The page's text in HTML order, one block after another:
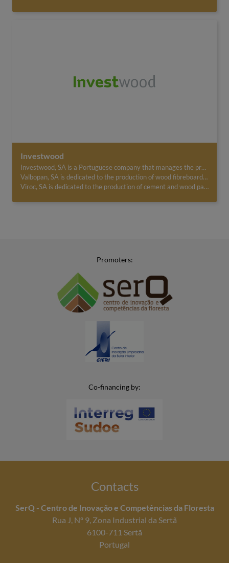
Investwood
Investwood, SA is a Portuguese company that manages the production and marketing of wood fibreboards and cement and wood-based panels.
Valbopan, SA is dedicated to the production of wood fibreboard, Valbopan® and Valchromat®, using pine wood in its production. It was incorporated in August 1988 and specialises in premium products.
Viroc, SA is dedicated to the production of cement and wood panels, Viroc®, a composite material, composed of a mixture of pine wood particles and compressed and dry Portland cement. The industrial unit was created in 1979 in France and incorporated in 1992 in Portugal.
Promoters:
Co-financing by:
Contacts
SerQ - Centro de Inovação e Competências da Floresta
Rua J, Nº 9, Zona Industrial da Sertã
6100-711 Sertã
Portugal